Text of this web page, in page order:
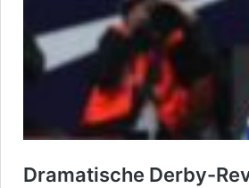
Dramatische Derby-